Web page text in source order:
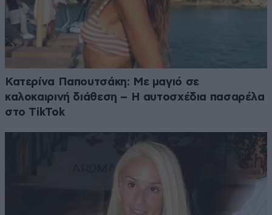
Κατερίνα Παπουτσάκη: Με μαγιό σε
καλοκαιρινή διάθεση – Η αυτοσχέδια πασαρέλα
στο TikTok